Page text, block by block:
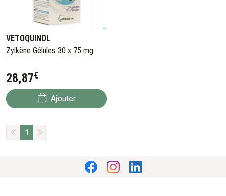
VETOQUINOL
Zylkène Gélules 30 x 75 mg
28,87€
Ajouter
1